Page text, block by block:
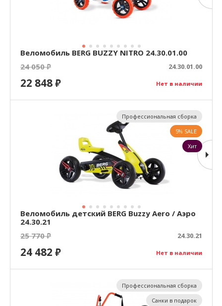
Веломобиль BERG BUZZY NITRO 24.30.01.00
24 050₽ 24.30.01.00
Нет в наличии
22 848₽
Веломобиль детский BERG Buzzy Aero / Аэро
24.30.21
25 770₽ 24.30.21
Нет в наличии
24 482 ₽
Профессиональная сборка
5% SALE
Хит
Профессиональная сборка
Санки в подарок